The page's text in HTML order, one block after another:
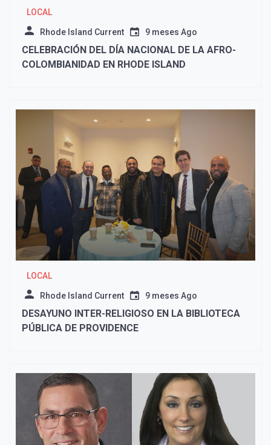
LOCAL
Rhode Island Current 9 meses Ago
CELEBRACIÓN DEL DÍA NACIONAL DE LA AFRO-
COLOMBIANIDAD EN RHODE ISLAND
LOCAL
Rhode Island Current 9 meses Ago
DESAYUNO INTER-RELIGIOSO EN LA BIBLIOTECA
PÚBLICA DE PROVIDENCE